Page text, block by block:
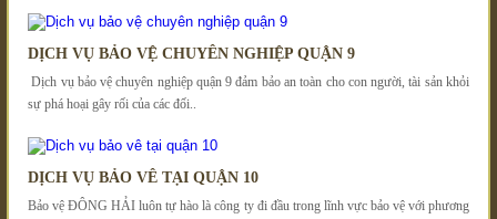
DỊCH VỤ BẢO VỆ CHUYÊN NGHIỆP QUẬN 9
Dịch vụ bảo vệ chuyên nghiệp quận 9 đảm bảo an toàn cho con người, tài sản khỏi
sự phá hoại gây rối của các đối..
DỊCH VỤ BẢO VÊ TẠI QUẬN 10
Bảo vệ ĐÔNG HẢI luôn tự hào là công ty đi đầu trong lĩnh vực bảo vệ với phương